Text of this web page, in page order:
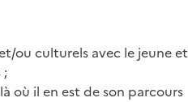
ou culturels avec le jeune et
;
où il en est de son parcours